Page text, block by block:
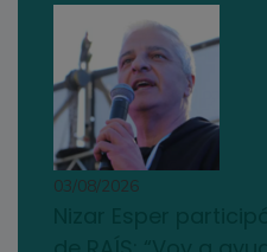
03/08/2026